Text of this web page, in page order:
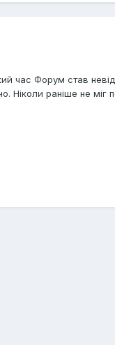
Форум став
Ніколи раніше не міг